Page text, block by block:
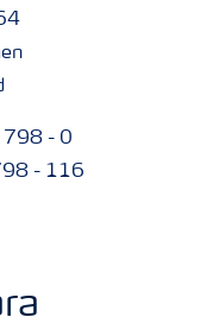
798 - 0
- 116